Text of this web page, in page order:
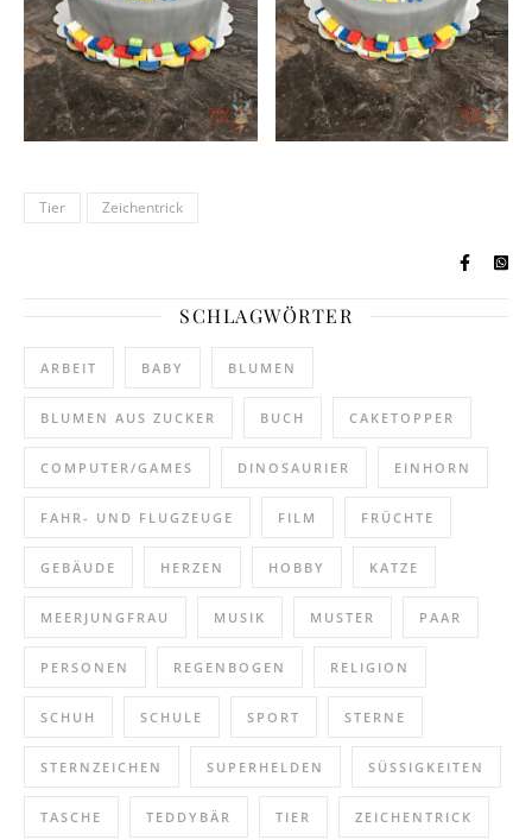
Tier Zeichentrick
SCHLAGWÖRTER
ARBEIT BABY BLUMEN
BLUMEN AUS ZUCKER BUCH CAKETOPPER
COMPUTER/GAMES DINOSAURIER EINHORN
FAHR- UND FLUGZEUGE FILM FRÜCHTE
GEBÄUDE HERZEN HOBBY KATZE
MEERJUNGFRAU MUSIK MUSTER PAAR
PERSONEN REGENBOGEN RELIGION
SCHUH SCHULE SPORT STERNE
STERNZEICHEN SUPERHELDEN SÜSSIGKEITEN
TASCHE TEDDYBÄR TIER ZEICHENTRICK